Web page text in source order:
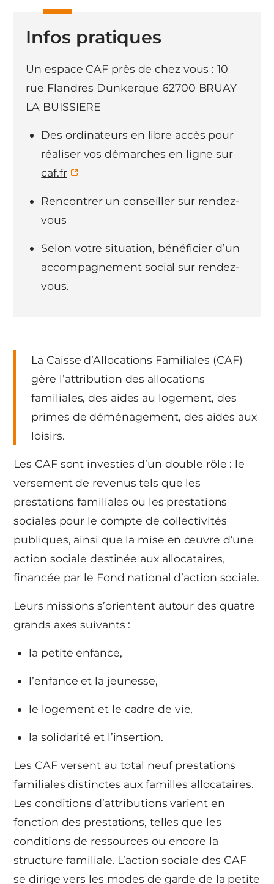
La Caisse d’Allocations Familiales (CAF)
gère l’attribution des allocations
familiales, des aides au logement, des
primes de déménagement, des aides aux
loisirs.
Les CAF sont investies d’un double rôle : le
versement de revenus tels que les
prestations familiales ou les prestations
sociales pour le compte de collectivités
publiques, ainsi que la mise en œuvre d’une
action sociale destinée aux allocataires,
financée par le Fond national d’action sociale.
Leurs missions s’orientent autour des quatre
grands axes suivants :
la petite enfance,
l’enfance et la jeunesse,
le logement et le cadre de vie,
la solidarité et l’insertion.
Les CAF versent au total neuf prestations
familiales distinctes aux familles allocataires.
Les conditions d’attributions varient en
fonction des prestations, telles que les
conditions de ressources ou encore la
structure familiale. L’action sociale des CAF
se dirige vers les modes de garde de la petite
Infos pratiques
Un espace CAF près de chez vous : 10
rue Flandres Dunkerque 62700 BRUAY
LA BUISSIERE
Des ordinateurs en libre accès pour
réaliser vos démarches en ligne sur
caf.fr
Rencontrer un conseiller sur rendez-
vous
Selon votre situation, bénéficier d’un
accompagnement social sur rendez-
vous.